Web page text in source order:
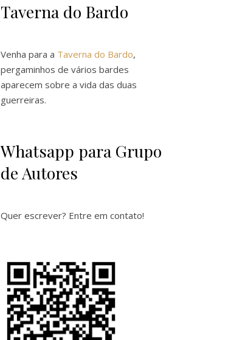
Taverna do Bardo
Venha para a Taverna do Bardo,
pergaminhos de vários bardes
aparecem sobre a vida das duas
guerreiras.
Whatsapp para Grupo
de Autores
Quer escrever? Entre em contato!